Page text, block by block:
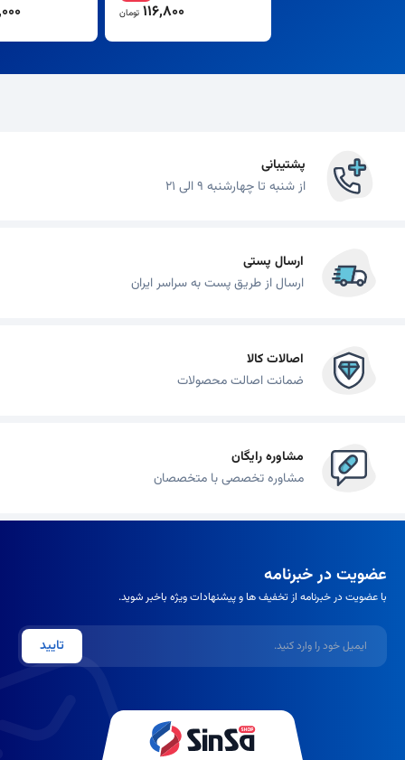
116,800 تومان
پشتیبانی
از شنبه تا چهارشنبه 9 الی 21
ارسال پستی
ارسال از طریق پست به سراسر ایران
اصالات کالا
ضمانت اصالت محصولات
مشاوره رایگان
مشاوره تخصصی با متخصصان
عضویت در خبرنامه
با عضویت در خبرنامه از تخفیف ها و پیشنهادات ویژه باخبر شوید.
ایمیل
تایید